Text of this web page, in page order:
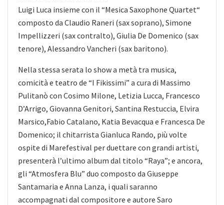
Luigi Luca insieme con il “Mesica Saxophone Quartet“
composto da Claudio Raneri (sax soprano), Simone
Impellizzeri (sax contralto), Giulia De Domenico (sax
tenore), Alessandro Vancheri (sax baritono).
Nella stessa serata lo show a metà tra musica,
comicità e teatro de “I Fikissimi” a cura di Massimo
Pulitanò con Cosimo Milone, Letizia Lucca, Francesco
D’Arrigo, Giovanna Genitori, Santina Restuccia, Elvira
Marsico,Fabio Catalano, Katia Bevacqua e Francesca De
Domenico; il chitarrista Gianluca Rando, più volte
ospite di Marefestival per duettare con grandi artisti,
presenterà l’ultimo album dal titolo “Raya”; e ancora,
gli “Atmosfera Blu” duo composto da Giuseppe
Santamaria e Anna Lanza, i quali saranno
accompagnati dal compositore e autore Saro